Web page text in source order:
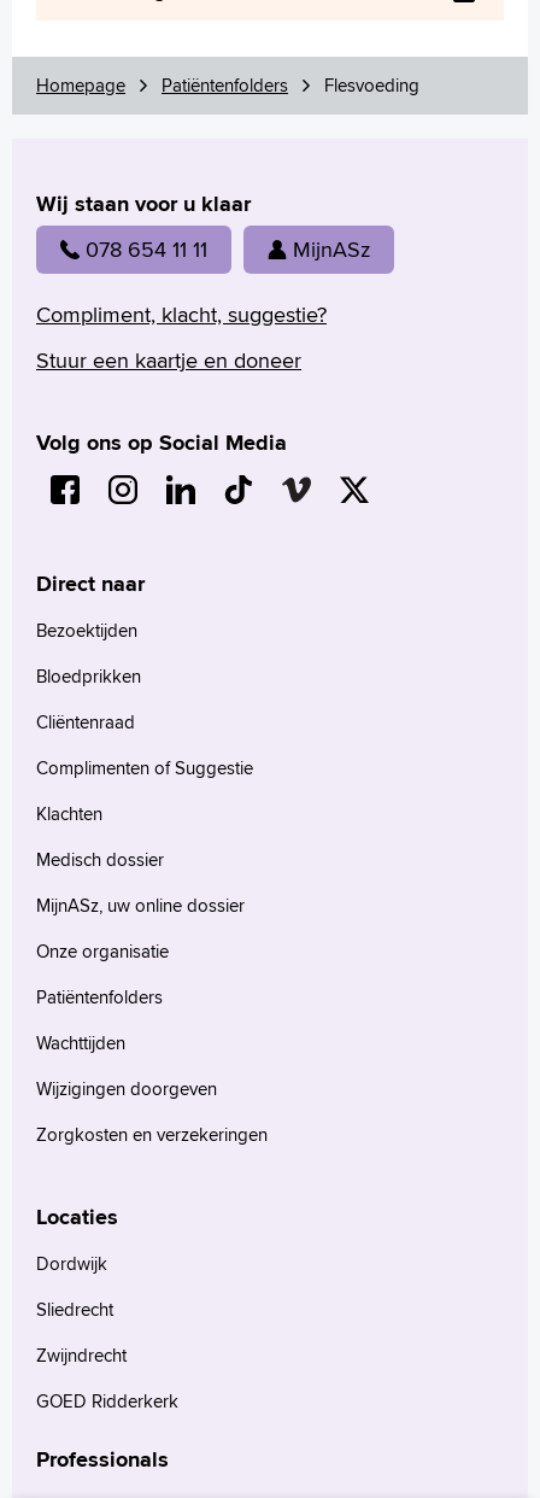
English
Français
Arabisch
Homepage Patiëntenfolders Flesvoeding
Wij staan voor u klaar
078 654 11 11 MijnASz
Compliment, klacht, suggestie?
Stuur een kaartje en doneer
Volg ons op Social Media
Direct naar
Bezoektijden
Bloedprikken
Cliëntenraad
Complimenten of Suggestie
Klachten
Medisch dossier
MijnASz, uw online dossier
Onze organisatie
Patiëntenfolders
Wachttijden
Wijzigingen doorgeven
Zorgkosten en verzekeringen
Locaties
Dordwijk
Sliedrecht
Zwijndrecht
GOED Ridderkerk
Professionals